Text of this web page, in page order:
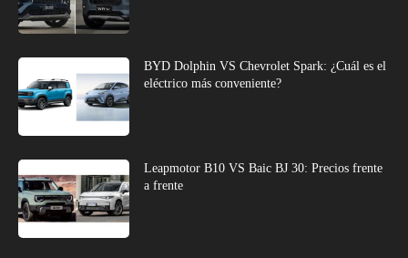
BYD Dolphin VS Chevrolet Spark: ¿Cuál es el
eléctrico más conveniente?
Leapmotor B10 VS Baic BJ 30: Precios frente
a frente